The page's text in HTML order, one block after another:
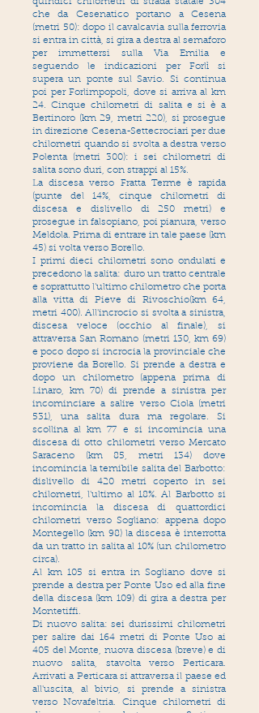
che da Cesenatico portano a Cesena
(metri 50): dopo il cavalcavia sulla ferrovia
si entra in città, si gira a destra al semaforo
per immettersi sulla Via Emilia e
seguendo le indicazioni per Forlì si
supera un ponte sul Savio. Si continua
poi per Forlimpopoli, dove si arriva al km
24. Cinque chilometri di salita e si è a
Bertinoro (km 29, metri 220), si prosegue
in direzione Cesena-Settecrociari per due
chilometri quando si svolta a destra verso
Polenta (metri 300): i sei chilometri di
salita sono duri, con strappi al 15%.
La discesa verso Fratta Terme è rapida
(punte del 14%, cinque chilometri di
discesa e dislivello di 250 metri) e
prosegue in falsopiano, poi pianura, verso
Meldola. Prima di entrare in tale paese (km
45) si volta verso Borello.
I primi dieci chilometri sono ondulati e
precedono la salita: duro un tratto centrale
e soprattutto l'ultimo chilometro che porta
alla vitta di Pieve di Rivoschio(km 64,
metri 400). All'incrocio si svolta a sinistra,
discesa veloce (occhio al finale), si
attraversa San Romano (metri 130, km 69)
e poco dopo si incrocia la provinciale che
proviene da Borello. Si prende a destra e
dopo un chilometro (appena prima di
Linaro, km 70) di prende a sinistra per
incominciare a salire verso Ciola (metri
531), una salita dura ma regolare. Si
scollina al km 77 e si incomincia una
discesa di otto chilometri verso Mercato
Saraceno (km 85, metri 134) dove
incomincia la temibile salita del Barbotto:
dislivello di 420 metri coperto in sei
chilometri, l'ultimo al 18%. Al Barbotto si
incomincia la discesa di quattordici
chilometri verso Sogliano: appena dopo
Montegello (km 98) la discesa è interrotta
da un tratto in salita al 10% (un chilometro
circa).
Al km 105 si entra in Sogliano dove si
prende a destra per Ponte Uso ed alla fine
della discesa (km 109) di gira a destra per
Montetiffi.
Di nuovo salita: sei durissimi chilometri
per salire dai 164 metri di Ponte Uso ai
405 del Monte, nuova discesa (breve) e di
nuovo salita, stavolta verso Perticara.
Arrivati a Perticara si attraversa il paese ed
all'uscita, al bivio, si prende a sinistra
verso Novafeltria. Cinque chilometri di